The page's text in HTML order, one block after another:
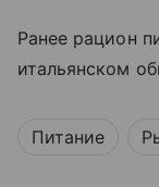
Ранее рацион
итальянском
Питание